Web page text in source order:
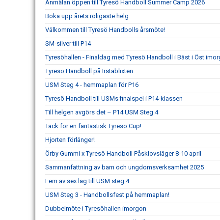
Anmälan öppen till Tyresö Handboll Summer Camp 2026
Boka upp årets roligaste helg
Välkommen till Tyresö Handbolls årsmöte!
SM-silver till P14
Tyresöhallen - Finaldag med Tyresö Handboll i Bäst i Öst
Tyresö Handboll på Irstablixten
USM Steg 4 - hemmaplan för P16
Tyresö Handboll till USMs finalspel i P14-klassen
Till helgen avgörs det – P14 USM Steg 4
Tack för en fantastisk Tyresö Cup!
Hjorten förlänger!
Örby Gummi x Tyresö Handboll Påsklovsläger 8-10 april
Sammanfattning av barn och ungdomsverksamhet 2025
Fem av sex lag till USM steg 4
USM Steg 3 - Handbollsfest på hemmaplan!
Dubbelmöte i Tyresöhallen imorgon